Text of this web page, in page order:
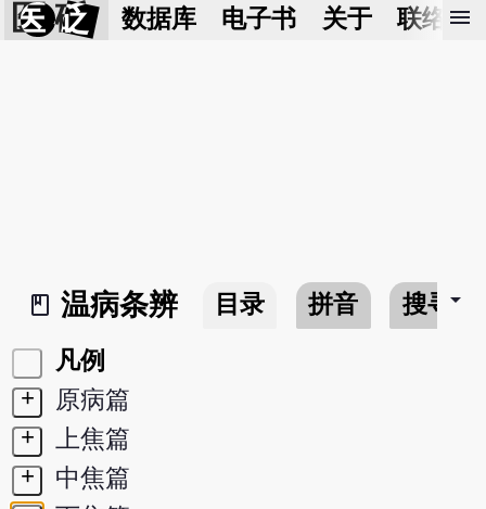
医 砭 数据库 电子书 关于 联络我
menu
book_2
温病条辨 目录 拼音 搜寻arrow_drop_down
凡例
+
原病篇
+
上焦篇
+
中焦篇